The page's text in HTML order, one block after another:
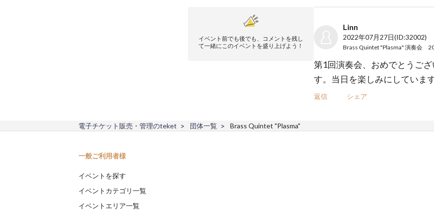
イベント前でも後でも、コメントを残し
て一緒にこのイベントを盛り上げよう！
Linn
2022年07月27日(ID:32002)
Brass Quintet "Plasma" 演奏会
第1回演奏会、おめでとうござ
す。当日を楽しみにしています
返信 シェア
電子チケット販売・管理のteket 団体一覧 Brass Quintet "Plasma"
一般ご利用者様
イベントを探す
イベントカテゴリ一覧
イベントエリア一覧